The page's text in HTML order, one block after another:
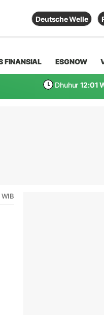
Deutsche Welle
FINANSIAL ESGNOW
Dhuhur 12:01